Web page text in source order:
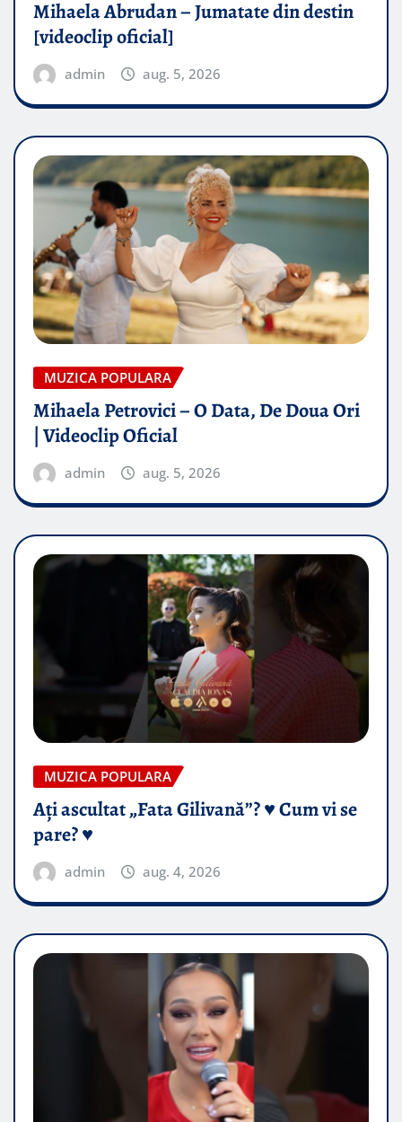
Mihaela Abrudan – Jumatate din destin
[videoclip oficial]
admin aug. 5, 2026
MUZICA POPULARA
Mihaela Petrovici – O Data, De Doua Ori
| Videoclip Oficial
admin aug. 5, 2026
MUZICA POPULARA
Ați ascultat „Fata Gilivană”? ♥️ Cum vi se
pare? ♥️
admin aug. 4, 2026